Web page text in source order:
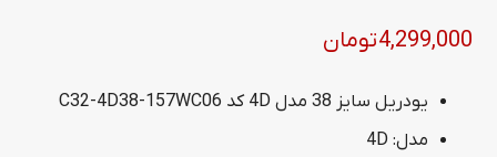
4,299,000تومان
یودریل سایز 38 مدل 4D کد C32-4D38-157WC06
مدل: 4D